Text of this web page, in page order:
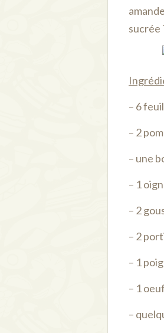
sucrée
– 6
– 2
– une
– 1
– 2
– 2
– 1
– 1 oeuf
–